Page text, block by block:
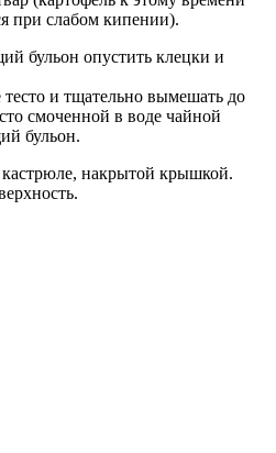
при слабом кипении).
бульон опустить клецки и
тесто и тщательно вымешать до
смоченной в воде чайной
бульон.
накрытой крышкой.